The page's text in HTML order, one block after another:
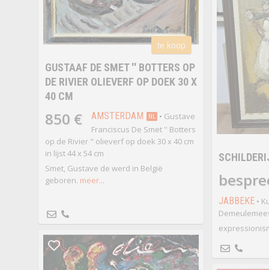
te koop
GUSTAAF DE SMET '' BOTTERS OP
DE RIVIER OLIEVERF OP DOEK 30 X
40 CM
850 € AMSTERDAM NL • Gustave
Franciscus De Smet '' Botters
op de Rivier " olieverf op doek 30 x 40 cm
in lijst 44 x 54 cm
Smet, Gustave de werd in België
geboren. meer...
JABBEKE•